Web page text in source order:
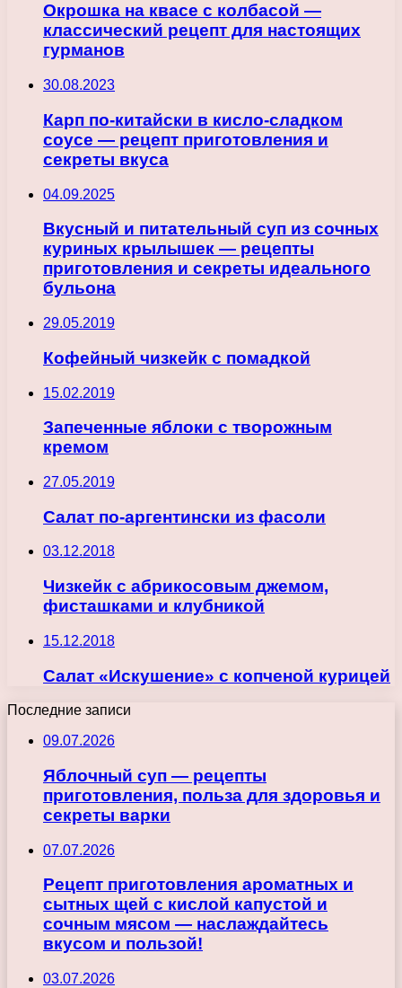
Окрошка на квасе с колбасой —
классический рецепт для настоящих
гурманов
30.08.2023
Карп по-китайски в кисло-сладком
соусе — рецепт приготовления и
секреты вкуса
04.09.2025
Вкусный и питательный суп из сочных
куриных крылышек — рецепты
приготовления и секреты идеального
бульона
29.05.2019
Кофейный чизкейк с помадкой
15.02.2019
Запеченные яблоки с творожным
кремом
27.05.2019
Салат по-аргентински из фасоли
03.12.2018
Чизкейк с абрикосовым джемом,
фисташками и клубникой
15.12.2018
Салат «Искушение» с копченой курицей
Последние записи
09.07.2026
Яблочный суп — рецепты
приготовления, польза для здоровья и
секреты варки
07.07.2026
Рецепт приготовления ароматных и
сытных щей с кислой капустой и
сочным мясом — наслаждайтесь
вкусом и пользой!
03.07.2026